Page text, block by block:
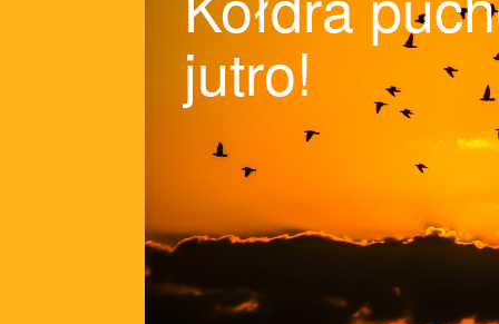
jutro!